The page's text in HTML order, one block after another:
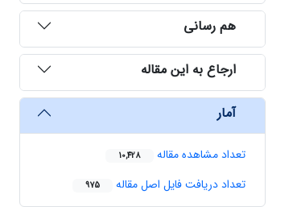
هم رسانی
ارجاع به این مقاله
آمار
تعداد مشاهده مقاله 10,428
تعداد دریافت فایل اصل مقاله 975